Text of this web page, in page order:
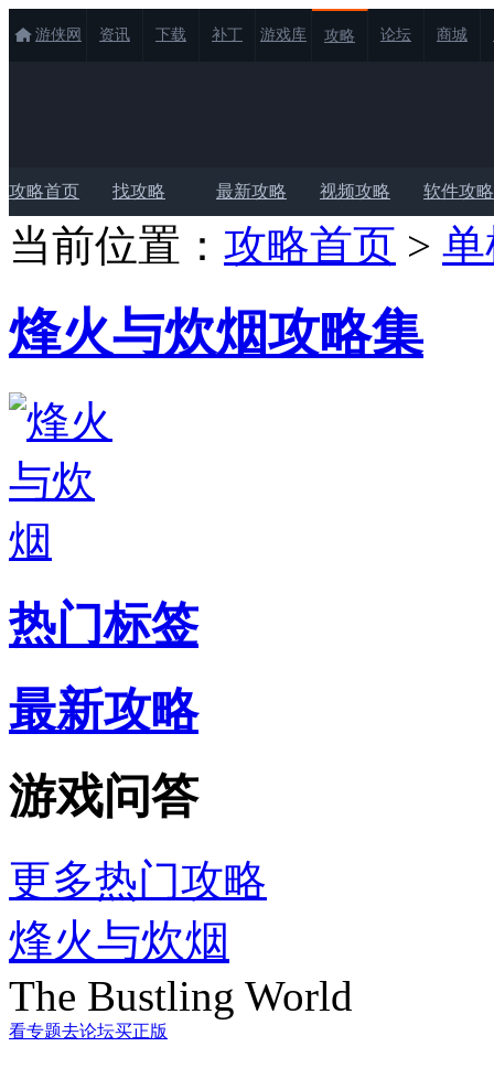
游侠网 资讯 下载 补丁 游戏库 攻略 论坛 商城
攻略首页 找攻略 最新攻略 视频攻略 软件攻略
当前位置： 攻略首页 >
烽火与炊烟攻略集
热门标签
最新攻略
游戏问答
更多热门攻略
烽火与炊烟
The Bustling World
看专题去论坛买正版